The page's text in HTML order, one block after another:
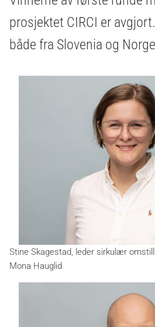
prosjektet CIRCI er
både fra Slovenia og
Stine Skagestad, leder sirkulær
Mona Hauglid